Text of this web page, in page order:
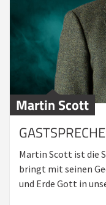
Martin Scott
Martin Scott ist die
bringt mit seinen
und Erde Gott in